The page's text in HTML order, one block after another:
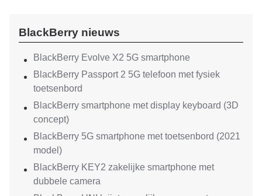
BlackBerry nieuws
BlackBerry Evolve X2 5G smartphone
BlackBerry Passport 2 5G telefoon met fysiek
toetsenbord
BlackBerry smartphone met display keyboard (3D
concept)
BlackBerry 5G smartphone met toetsenbord (2021
model)
BlackBerry KEY2 zakelijke smartphone met
dubbele camera